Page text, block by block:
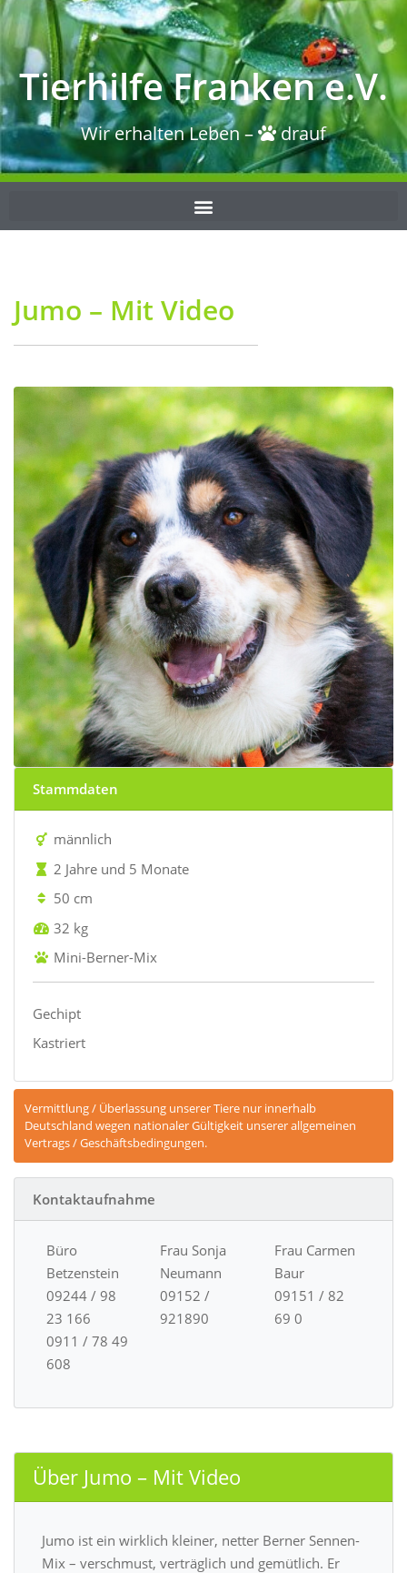
Tierhilfe Franken e.V.
Wir erhalten Leben – drauf
Jumo – Mit Video
Stammdaten
männlich
2 Jahre und 5 Monate
50 cm
32 kg
Mini-Berner-Mix
Gechipt
Kastriert
Vermittlung / Überlassung unserer Tiere nur innerhalb
Deutschland wegen nationaler Gültigkeit unserer allgemeinen
Vertrags / Geschäftsbedingungen.
Kontaktaufnahme
Büro
Betzenstein
09244 / 98
23 166
0911 / 78 49
608
Frau Sonja
Neumann
09152 /
921890
Frau Carmen
Baur
09151 / 82
69 0
Über Jumo – Mit Video
Jumo ist ein wirklich kleiner, netter Berner Sennen-
Mix – verschmust, verträglich und gemütlich. Er